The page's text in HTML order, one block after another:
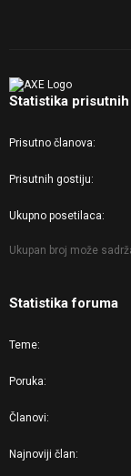
Statistika prisutnih
Prisutno članova
Prisutnih gostiju
Ukupno posetilaca
Ukupan broj može
Statistika foruma
Teme
Poruka
Članovi
Najnoviji član